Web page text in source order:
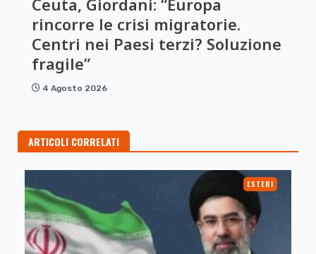
rincorre le crisi migratorie.
Centri nei Paesi terzi? Soluzione
fragile”
4 Agosto 2026
ARTICOLI CORRELATI
ESTERI